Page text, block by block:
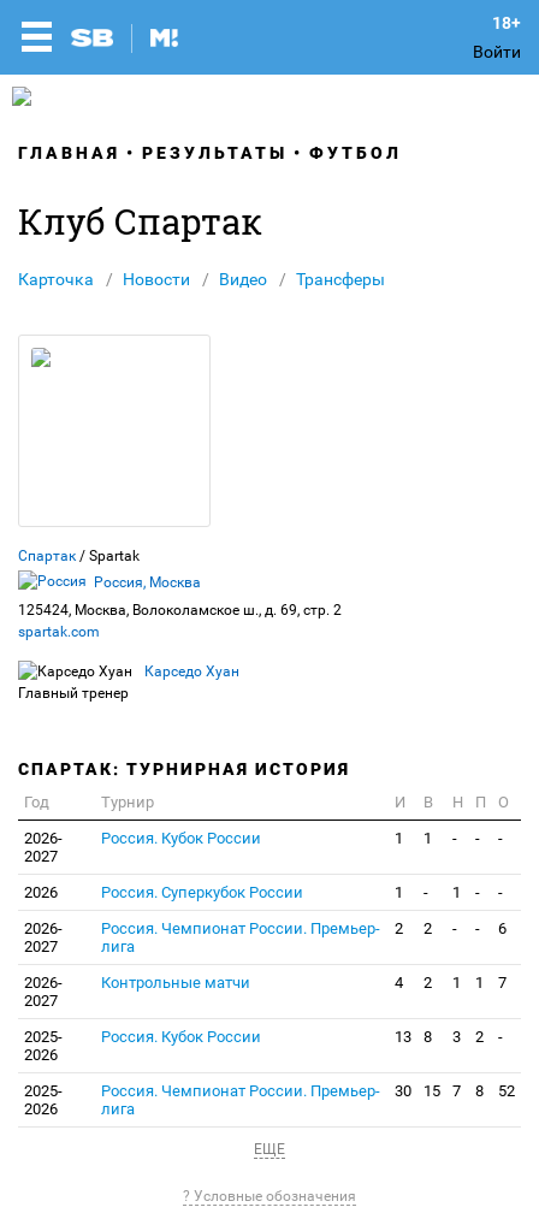
Войти
ГЛАВНАЯ РЕЗУЛЬТАТЫ ФУТБОЛ
Клуб Спартак
Карточка Новости Видео Трансферы
Спартак / Spartak
Россия, Москва
125424, Москва, Волоколамское ш., д. 69, стр. 2
spartak.com
Карседо Хуан
Главный тренер
СПАРТАК: ТУРНИРНАЯ ИСТОРИЯ
Год Турнир И В Н П
О
2026-
2027
Россия. Кубок России 1 1 - - -
2026 Россия. Суперкубок России 1 - 1 -
-
2026-
2027
Россия. Чемпионат России. Премьер-
лига
2 2 - - 6
2026-
2027
Контрольные матчи 4 2 1 1 7
2025-
2026
Россия. Кубок России 13 8 3 2 -
2025-
2026
Россия. Чемпионат России. Премьер-
лига
30 15 7 8 52
ЕЩЕ
? Условные обозначения